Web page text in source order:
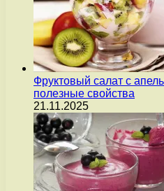
Фруктовый салат с
полезные свойства
21.11.2025